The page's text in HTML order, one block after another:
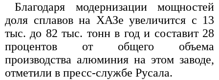
Благодаря модернизации мощностей
доля сплавов на ХАЗе увеличится c 13
тыс. до 82 тыс. тонн в год и составит 28
процентов от общего объема
производства алюминия на этом заводе,
отметили в пресс-службе Русала.